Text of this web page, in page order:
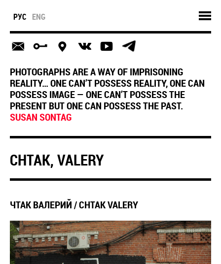
РУС ENG
PHOTOGRAPHS ARE A WAY OF IMPRISONING
REALITY… ONE CAN’T POSSESS REALITY, ONE CAN
POSSESS IMAGE — ONE CAN’T POSSESS THE
PRESENT BUT ONE CAN POSSESS THE PAST.
SUSAN SONTAG
CHTAK, VALERY
ЧТАК ВАЛЕРИЙ / CHTAK VALERY